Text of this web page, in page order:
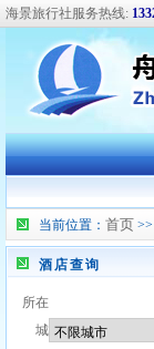
海景旅行社服务热线:
当前位置： 首页 >>
酒店查询
所在
城